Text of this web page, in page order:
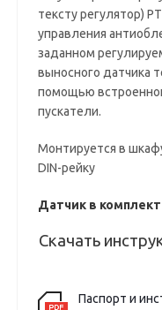
тексту регулятор)
управления
заданном
выносного датчика
помощью
пускатели.
Монтируется в
DIN-рейку
Датчик в
Скачать
Паспорт и